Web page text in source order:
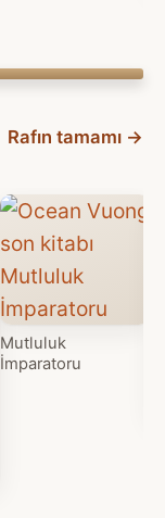
Rafın tamamı →
Mutluluk
İmparatoru